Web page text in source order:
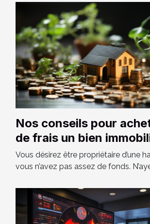
Nos conseils pour
de frais un bien
Vous désirez être propriétaire d’une
vous n’avez pas assez de fonds.